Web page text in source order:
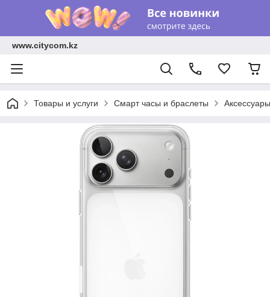
www.citycom.kz
Товары и услуги Смарт часы и браслеты Аксессуары